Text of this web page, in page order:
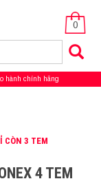
0
hành chính hãng
CÒN 3 TEM
4 TEM